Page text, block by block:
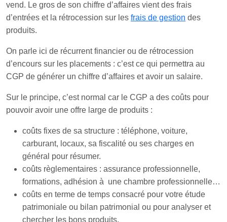
vend. Le gros de son chiffre d’affaires vient des frais
d’entrées et la rétrocession sur les frais de gestion des
produits.
On parle ici de récurrent financier ou de rétrocession
d’encours sur les placements : c’est ce qui permettra au
CGP de générer un chiffre d’affaires et avoir un salaire.
Sur le principe, c’est normal car le CGP a des coûts pour
pouvoir avoir une offre large de produits :
coûts fixes de sa structure : téléphone, voiture,
carburant, locaux, sa fiscalité ou ses charges en
général pour résumer.
coûts règlementaires : assurance professionnelle,
formations, adhésion à une chambre professionnelle…
coûts en terme de temps consacré pour votre étude
patrimoniale ou bilan patrimonial ou pour analyser et
chercher les bons produits.